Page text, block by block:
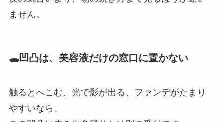
ません。
🕳️凹凸は、美容液だけの窓口に置かない
触るとへこむ、光で影が出る、ファンデがたまり
やすいなら、